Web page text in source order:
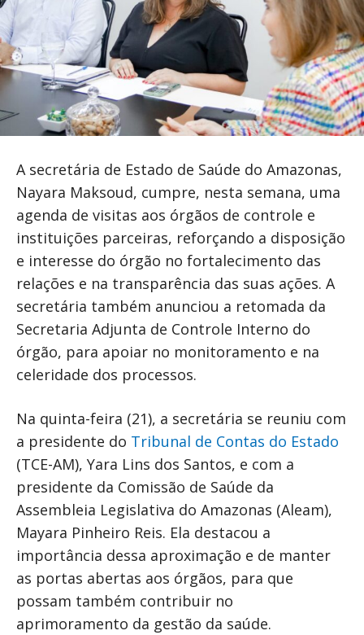
A secretária de Estado de Saúde do Amazonas,
Nayara Maksoud, cumpre, nesta semana, uma
agenda de visitas aos órgãos de controle e
instituições parceiras, reforçando a disposição
e interesse do órgão no fortalecimento das
relações e na transparência das suas ações. A
secretária também anunciou a retomada da
Secretaria Adjunta de Controle Interno do
órgão, para apoiar no monitoramento e na
celeridade dos processos.
Na quinta-feira (21), a secretária se reuniu com
a presidente do Tribunal de Contas do Estado
(TCE-AM), Yara Lins dos Santos, e com a
presidente da Comissão de Saúde da
Assembleia Legislativa do Amazonas (Aleam),
Mayara Pinheiro Reis. Ela destacou a
importância dessa aproximação e de manter
as portas abertas aos órgãos, para que
possam também contribuir no
aprimoramento da gestão da saúde.